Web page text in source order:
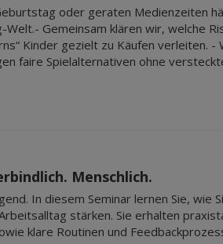
oder geraten Medienzeiten
Gemeinsam klären wir, welche
Kinder gezielt zu Käufen verleiten. -
faire Spielalternativen ohne
Menschlich.
In diesem Seminar lernen Sie, wie
stärken. Sie erhalten
klare Routinen und